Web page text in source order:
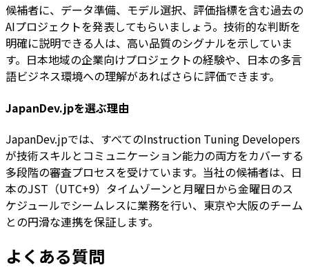
候補者に、データ準備、モデル選択、評価指標を含む過去の
AIプロジェクトを発表してもらいましょう。技術的な判断を
明確に説明できる人は、高い品質のシグナルを示していま
す。日本地域の企業向けプロジェクトの経験や、日本の多言
語ビジネス環境への理解があればさらに評価できます。
JapanDev.jpを選ぶ理由
JapanDev.jpでは、すべてのInstruction Tuning Developers
が技術スキルとコミュニケーション能力の両方をカバーする
多段階の審査プロセスを受けています。当社の候補者は、日
本のJST（UTC+9）タイムゾーンと月曜日から金曜日のス
ケジュールでシームレスに業務を行い、東京や大阪のチーム
との円滑な連携を保証します。
よくある質問